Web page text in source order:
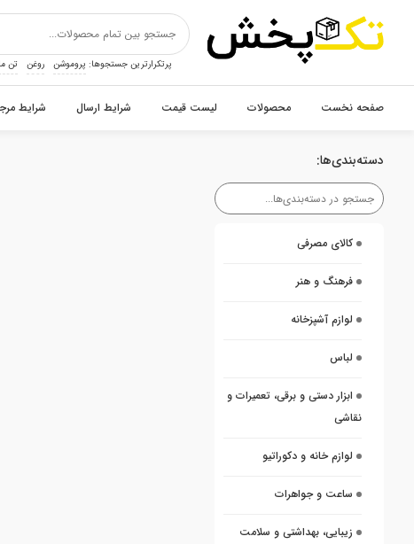
پرتکرارترین جستجوها: پروموشن روغن تن
صفحه نخست محصولات لیست قیمت شرایط ارسال شرایط
دسته‌بندی‌ها:
کالای مصرفی
فرهنگ و هنر
لوازم آشپزخانه
لباس
ابزار دستی و برقی، تعمیرات و
نقاشی
لوازم خانه و دکوراتیو
ساعت و جواهرات
زیبایی، بهداشتی و سلامت